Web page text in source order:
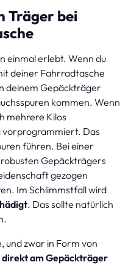
Träger bei
einmal erlebt. Wenn du
deiner Fahrradtasche
deinem Gepäckträger
kommen. Wenn
mehrere Kilos
Das
führen. Bei einer
Gepäckträgers
gezogen
Im Schlimmstfall wird
. Das sollte natürlich
und zwar in Form von
direkt am Gepäckträger